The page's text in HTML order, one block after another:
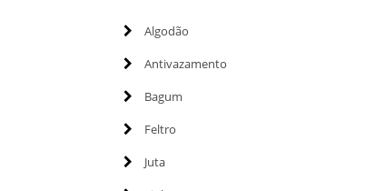
Algodão
Antivazamento
Bagum
Feltro
Juta